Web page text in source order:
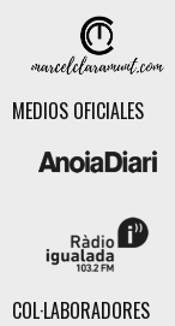
MEDIOS OFICIALES
COL·LABORADORES